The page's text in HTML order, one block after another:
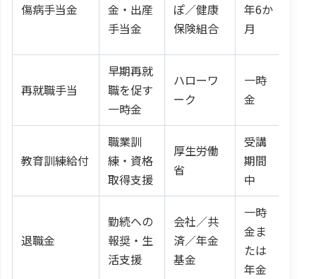
傷病手当金
金・出産
手当金
ぽ／健康
保険組合
年6か
月
再就職手当
早期再就
職を促す
一時金
ハローワ
ーク
一時
金
教育訓練給付
職業訓
練・資格
取得支援
厚生労働
省
受講
期間
中
退職金
勤続への
報奨・生
活支援
会社／共
済／年金
基金
一時
金ま
たは
年金